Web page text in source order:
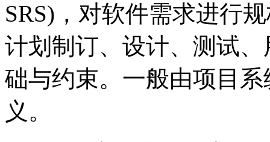
SRS)，对软件需求进行
计划制订、设计、测试
础与约束。一般由项目
义。